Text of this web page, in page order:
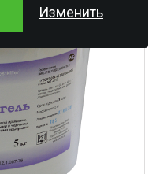
Изменить